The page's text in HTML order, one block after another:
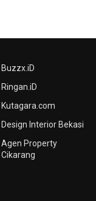
Buzzx.iD
Ringan.iD
Kutagara.com
Design Interior Bekasi
Agen Property
Cikarang